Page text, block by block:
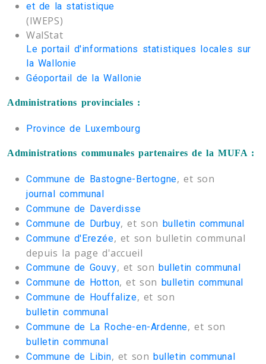
et de la statistique
(IWEPS)
WalStat
Le portail d'informations statistiques locales sur
la Wallonie
Géoportail de la Wallonie
Administrations provinciales :
Province de Luxembourg
Administrations communales partenaires de la MUFA :
Commune de Bastogne-Bertogne, et son
journal communal
Commune de Daverdisse
Commune de Durbuy, et son bulletin communal
Commune d'Erezée, et son bulletin communal
depuis la page d'accueil
Commune de Gouvy, et sonbulletin communal
Commune de Hotton, et son bulletin communal
Commune de Houffalize, et son
bulletin communal
Commune de La Roche-en-Ardenne, et son
bulletin communal
Commune de Libin, et sonbulletin communal